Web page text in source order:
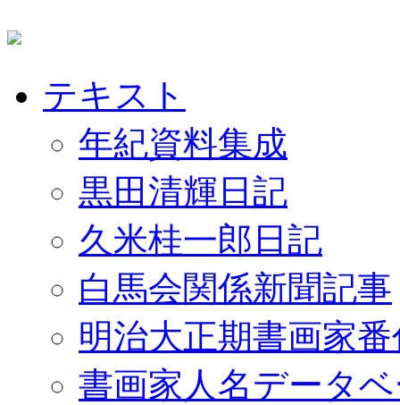
テキスト
年紀資料集成
黒田清輝日記
久米桂一郎日記
白馬会関係新聞記事
明治大正期書画家
書画家人名データ